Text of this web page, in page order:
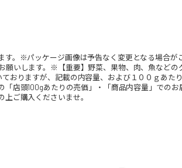
。※パッケージ画像は予告なく変更となる場合
願いします。※【重要】野菜、果物、肉、魚など
おりますが、記載の内容量、および１００ｇあた
店頭100gあたりの売価」・「商品内容量」での
ご購入くださいませ。